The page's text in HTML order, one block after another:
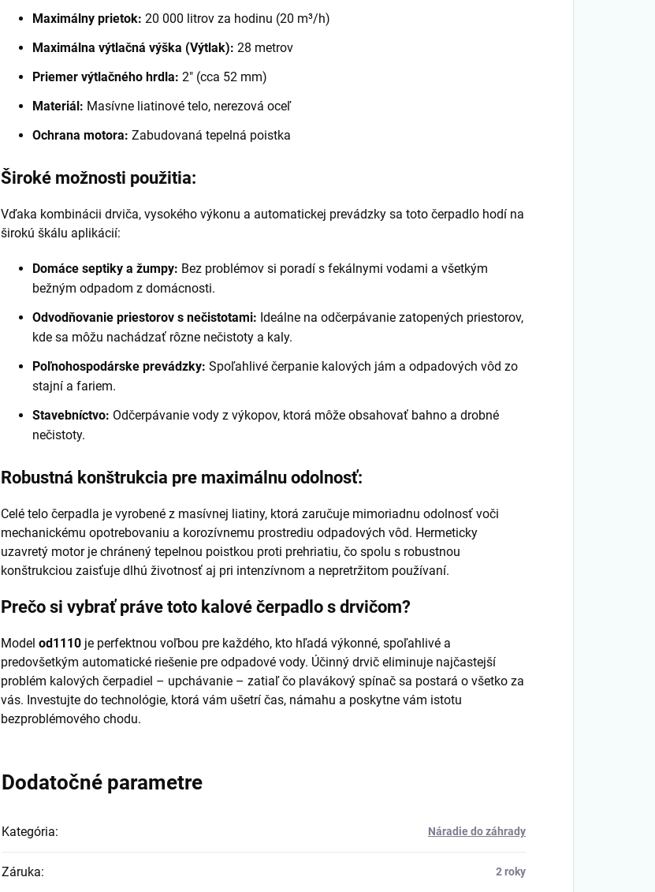
Maximálny prietok: 20 000 litrov za hodinu (20 m³/h)
Maximálna výtlačná výška (Výtlak): 28 metrov
Priemer výtlačného hrdla: 2" (cca 52 mm)
Materiál: Masívne liatinové telo, nerezová oceľ
Ochrana motora: Zabudovaná tepelná poistka
Široké možnosti použitia:
Vďaka kombinácii drviča, vysokého výkonu a automatickej prevádzky sa toto čerpadlo hodí na
širokú škálu aplikácií:
Domáce septiky a žumpy: Bez problémov si poradí s fekálnymi vodami a všetkým
bežným odpadom z domácnosti.
Odvodňovanie priestorov s nečistotami: Ideálne na odčerpávanie zatopených priestorov,
kde sa môžu nachádzať rôzne nečistoty a kaly.
Poľnohospodárske prevádzky: Spoľahlivé čerpanie kalových jám a odpadových vôd zo
stajní a fariem.
Stavebníctvo: Odčerpávanie vody z výkopov, ktorá môže obsahovať bahno a drobné
nečistoty.
Robustná konštrukcia pre maximálnu odolnosť:
Celé telo čerpadla je vyrobené z masívnej liatiny, ktorá zaručuje mimoriadnu odolnosť voči
mechanickému opotrebovaniu a korozívnemu prostrediu odpadových vôd. Hermeticky
uzavretý motor je chránený tepelnou poistkou proti prehriatiu, čo spolu s robustnou
konštrukciou zaisťuje dlhú životnosť aj pri intenzívnom a nepretržitom používaní.
Prečo si vybrať práve toto kalové čerpadlo s drvičom?
Model od1110 je perfektnou voľbou pre každého, kto hľadá výkonné, spoľahlivé a
predovšetkým automatické riešenie pre odpadové vody. Účinný drvič eliminuje najčastejší
problém kalových čerpadiel – upchávanie – zatiaľ čo plavákový spínač sa postará o všetko za
vás. Investujte do technológie, ktorá vám ušetrí čas, námahu a poskytne vám istotu
bezproblémového chodu.
Dodatočné parametre
Kategória: Náradie do záhrady
Záruka: 2 roky